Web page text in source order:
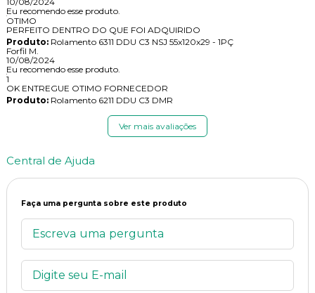
Eu recomendo esse produto.
OTIMO
PERFEITO DENTRO DO QUE FOI ADQUIRIDO
Produto:Rolamento 6311 DDU C3 NSJ 55x120x29 - 1PÇ
Forfil M.
10/08/2024
Eu recomendo esse produto.
1
OK ENTREGUE OTIMO FORNECEDOR
Produto:Rolamento 6211 DDU C3 DMR
Ver mais avaliações
Central de Ajuda
Faça uma pergunta sobre este produto